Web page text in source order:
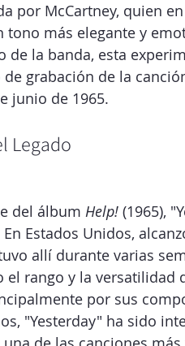
por McCartney, quien
tono más elegante y
de la banda, esta
grabación de la
junio de 1965.
Legado
del álbum Help! (1965),
Estados Unidos,
allí durante varias
rango y la versatilidad
por sus
"Yesterday" ha sido